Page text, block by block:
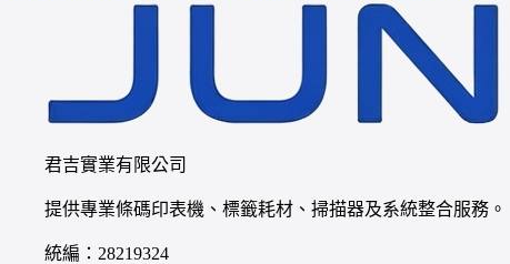
君吉實業有限公司
提供專業條碼印表機、標籤耗材、掃描器及系統整合服務。
統編：28219324